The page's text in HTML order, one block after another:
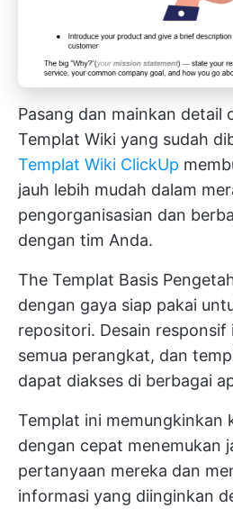
Pasang dan mainkan detail
Templat Wiki yang sudah
Templat Wiki ClickUp
jauh lebih mudah dalam
pengorganisasian dan
dengan tim Anda.
The Templat Basis
dengan gaya siap pakai
repositori. Desain
semua perangkat, dan
dapat diakses di berbagai
Templat ini memungkinkan
dengan cepat menemukan
pertanyaan mereka dan
informasi yang diinginkan